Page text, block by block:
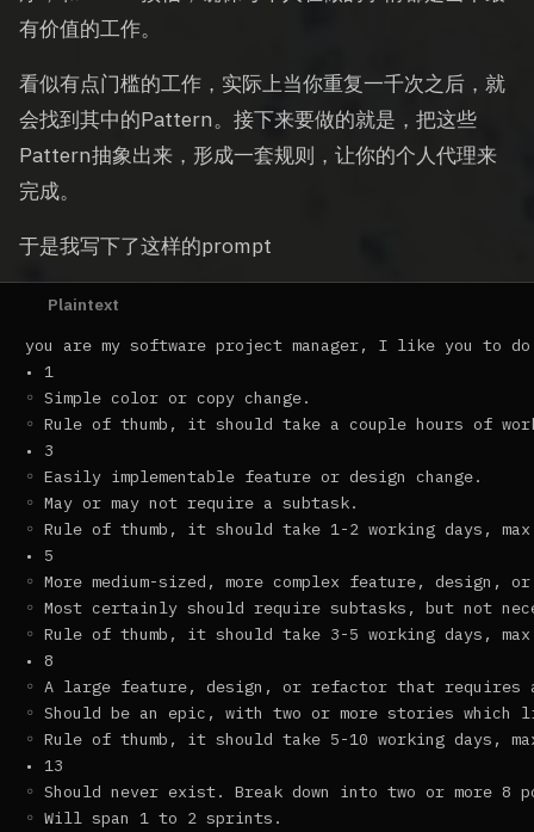
有价值的工作。
看似有点门槛的工作，实际上当你重复一千次之后，就
会找到其中的Pattern。接下来要做的就是，把这些
Pattern抽象出来，形成一套规则，让你的个人代理来
完成。
于是我写下了这样的prompt
you are my software project manager, I like you
• 1
◦ Simple color or copy change.
◦ Rule of thumb, it should take a couple hours of
• 3
◦ Easily implementable feature or design change.
◦ May or may not require a subtask.
◦ Rule of thumb, it should take 1-2 working days,
• 5
◦ More medium-sized, more complex feature,
◦ Most certainly should require subtasks, but not
◦ Rule of thumb, it should take 3-5 working days,
• 8
◦ A large feature, design, or refactor that
◦ Should be an epic, with two or more stories
◦ Rule of thumb, it should take 5-10 working days,
• 13
◦ Should never exist. Break down into two or more
◦ Will span 1 to 2 sprints.